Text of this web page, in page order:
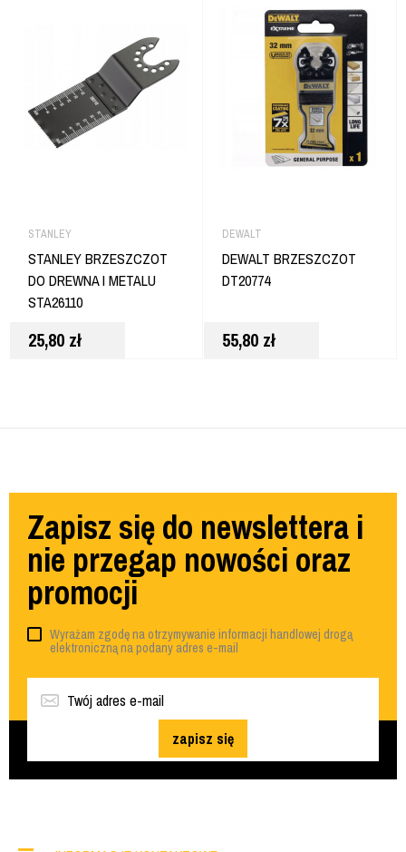
STANLEY
STANLEY BRZESZCZOT
DO DREWNA I METALU
STA26110
25,80 zł
DEWALT
DEWALT BRZESZCZOT
DT20774
55,80 zł
Zapisz się do newslettera i
nie przegap nowości oraz
promocji
Wyrażam zgodę na otrzymywanie informacji handlowej drogą
elektroniczną na podany adres e-mail
zapisz się